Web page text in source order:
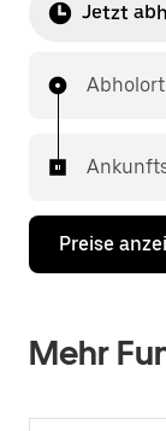
Jetzt
Abholort
Preise
Mehr